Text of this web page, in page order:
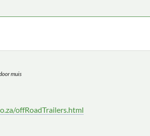
muis
offRoadTrailers.html